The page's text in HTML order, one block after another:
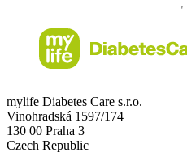
mylife Diabetes Care s.r.o.
Vinohradská 1597/174
130 00 Praha 3
Czech Republic